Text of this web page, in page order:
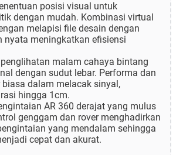
posisi visual untuk
dengan mudah. Kombinasi virtual
melapisi file desain dengan
nyata meningkatkan efisiensi
malam cahaya bintang
dengan sudut lebar. Performa dan
dalam melacak sinyal,
hingga 1cm.
AR 360 derajat yang mulus
genggam dan rover menghadirkan
yang mendalam sehingga
cepat dan akurat.